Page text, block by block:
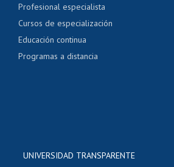
Profesional especialista
Cursos de especialización
Educación continua
Programas a distancia
UNIVERSIDAD TRANSPARENTE